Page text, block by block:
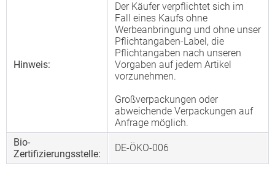
Hinweis:
Der Käufer verpflichtet sich im
Fall eines Kaufs ohne
Werbeanbringung und ohne unser
Pflichtangaben-Label, die
Pflichtangaben nach unseren
Vorgaben auf jedem Artikel
vorzunehmen.
Großverpackungen oder
abweichende Verpackungen auf
Anfrage möglich.
Bio-
Zertifizierungsstelle:
DE-ÖKO-006